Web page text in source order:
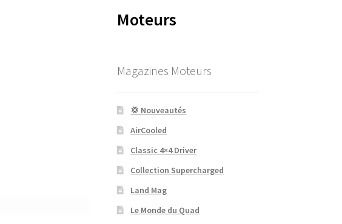
Moteurs
Magazines Moteurs
💢 Nouveautés
AirCooled
Classic 4×4 Driver
Collection Supercharged
Land Mag
Le Monde du Quad